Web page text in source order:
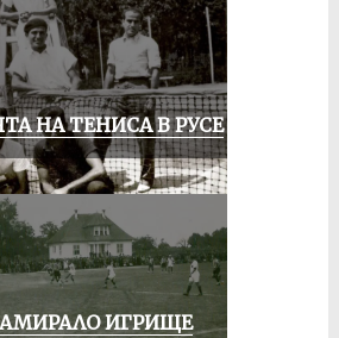
НА ТЕНИСА В РУСЕ
ИГРИЩЕ